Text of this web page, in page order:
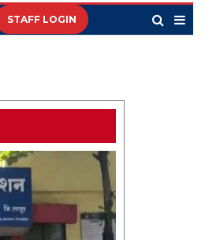
STAFF LOGIN